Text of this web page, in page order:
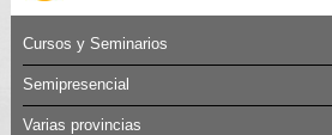
Cursos y Seminarios
Semipresencial
Varias provincias